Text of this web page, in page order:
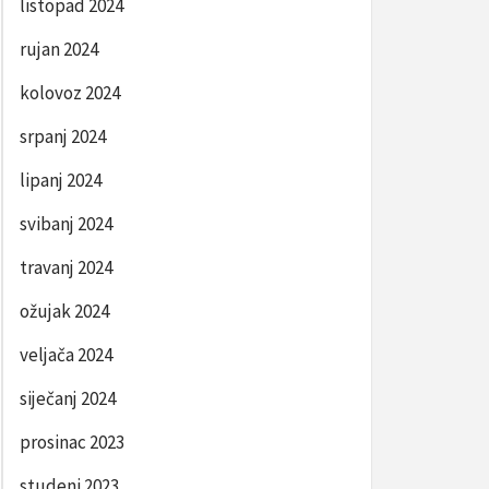
Post
listopad 2024
rujan 2024
kolovoz 2024
srpanj 2024
lipanj 2024
svibanj 2024
travanj 2024
ožujak 2024
veljača 2024
siječanj 2024
prosinac 2023